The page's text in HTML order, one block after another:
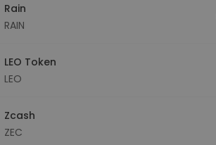
Rain
RAIN
LEO Token
LEO
Zcash
ZEC